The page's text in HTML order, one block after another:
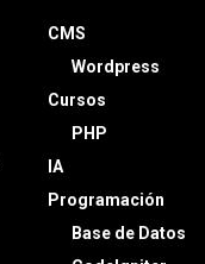
CMS
Wordpress
Cursos
PHP
IA
Programación
Base de Datos